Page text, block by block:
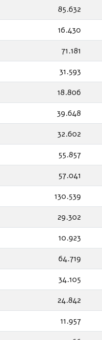
85.632
16.430
71.181
31.593
18.806
39.648
32.602
55.857
57.041
130.539
29.302
10.923
64.719
34.105
24.842
11.957